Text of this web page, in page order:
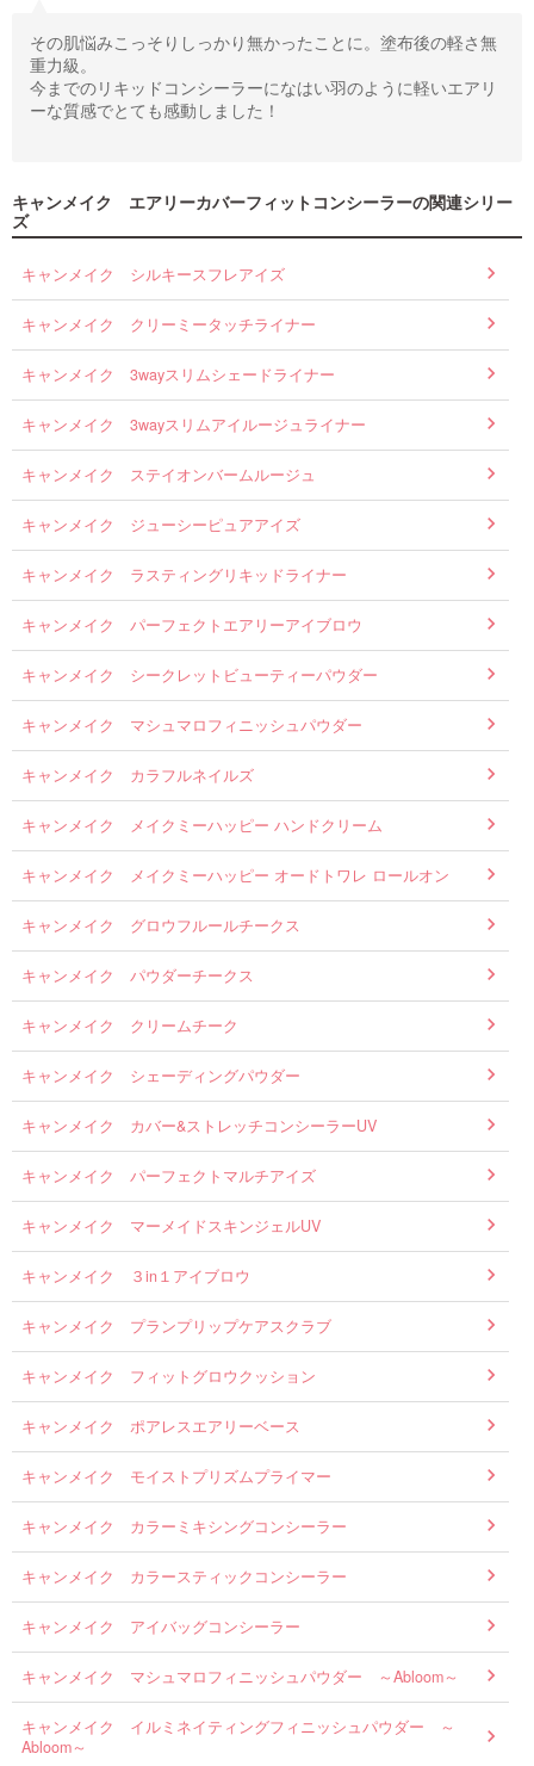
その肌悩みこっそりしっかり無かったことに。塗布後の軽さ無
重力級。
今までのリキッドコンシーラーになはい羽のように軽いエアリ
ーな質感でとても感動しました！
キャンメイク エアリーカバーフィットコンシーラーの関連シリー
ズ
キャンメイク シルキースフレアイズ
キャンメイク クリーミータッチライナー
キャンメイク 3wayスリムシェードライナー
キャンメイク 3wayスリムアイルージュライナー
キャンメイク ステイオンバームルージュ
キャンメイク ジューシーピュアアイズ
キャンメイク ラスティングリキッドライナー
キャンメイク パーフェクトエアリーアイブロウ
キャンメイク シークレットビューティーパウダー
キャンメイク マシュマロフィニッシュパウダー
キャンメイク カラフルネイルズ
キャンメイク メイクミーハッピー ハンドクリーム
キャンメイク メイクミーハッピー オードトワレ ロールオン
キャンメイク グロウフルールチークス
キャンメイク パウダーチークス
キャンメイク クリームチーク
キャンメイク シェーディングパウダー
キャンメイク カバー&ストレッチコンシーラーUV
キャンメイク パーフェクトマルチアイズ
キャンメイク マーメイドスキンジェルUV
キャンメイク ３in１アイブロウ
キャンメイク プランプリップケアスクラブ
キャンメイク フィットグロウクッション
キャンメイク ポアレスエアリーベース
キャンメイク モイストプリズムプライマー
キャンメイク カラーミキシングコンシーラー
キャンメイク カラースティックコンシーラー
キャンメイク アイバッグコンシーラー
キャンメイク マシュマロフィニッシュパウダー ～Abloom～
キャンメイク イルミネイティングフィニッシュパウダー ～
Abloom～